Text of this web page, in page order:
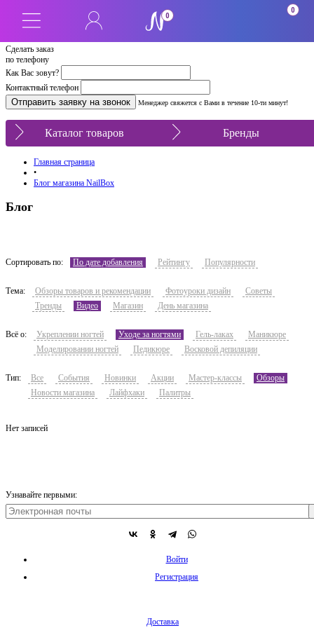
Сделать заказ
по телефону
Как Вас зовут?
Контактный телефон
Менеджер свяжется с Вами в течение 10-ти минут!
0
0
Каталог товаров Бренды
Главная страница
•
Блог магазина NailBox
Блог
Сортировать по: По дате добавления Рейтингу Популярности
Тема: Обзоры товаров и рекомендации Фотоуроки дизайн
Советы
Тренды
Видео Магазин День магазина
Всё о: Укреплении ногтей Уходе за ногтями Гель-лаках
Маникюре
Моделировании ногтей
Педикюре Восковой депиляции
Тип: Все События Новинки Акции Мастер-классы
Обзоры
Новости магазина
Лайфхаки Палитры
Нет записей
Узнавайте первыми:
Войти
Регистрация
Доставка